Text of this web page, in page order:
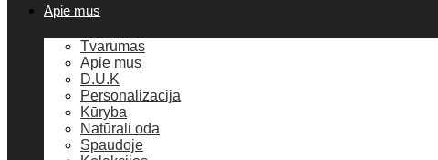
Apie mus
Tvarumas
Apie mus
D.U.K
Personalizacija
Kūryba
Natūrali oda
Spaudoje